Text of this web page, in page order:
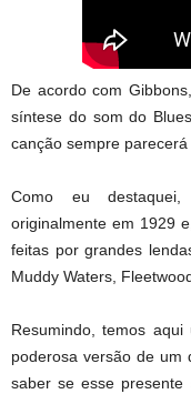
De acordo com
síntese do som do
canção sempre parecerá
Como eu destaquei,
originalmente em 1929
feitas por grandes
Muddy Waters,
Resumindo, temos
poderosa versão de um
saber se esse presente